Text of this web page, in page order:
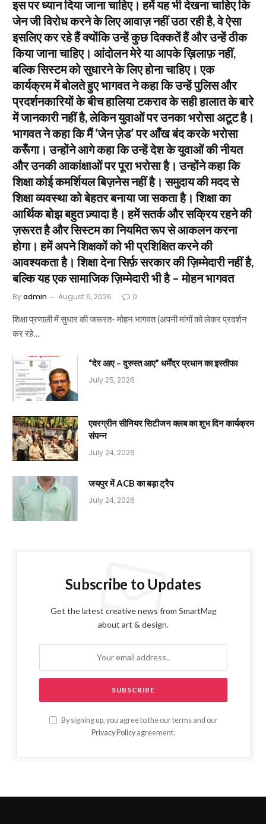
इस पर ध्यान दिया जाना चाहिए। हमें यह भी देखना चाहिए कि
जेन जी विरोध करने के लिए आवाज़ नहीं उठा रही है, वे ऐसा
इसलिए कर रहे हैं क्योंकि उन्हें कुछ दिक्कतें हैं और उन्हें ठीक
किया जाना चाहिए। आंदोलन मेरे या आपके ख़िलाफ़ नहीं,
बल्कि सिस्टम को सुधारने के लिए होना चाहिए। एक
कार्यक्रम में बोलते हुए भागवत ने कहा कि उन्हें पुलिस और
प्रदर्शनकारियों के बीच हालिया टकराव के सही हालात के बारे
में जानकारी नहीं है, लेकिन युवाओं पर उनका भरोसा अटूट है।
भागवत ने कहा कि मैं ‘जेन ज़ेड’ पर आँख बंद करके भरोसा
करूँगा। उन्होंने आगे कहा कि उन्हें देश के युवाओं की नीयत
और उनकी आकांक्षाओं पर पूरा भरोसा है। उन्होंने कहा कि
शिक्षा कोई कमर्शियल बिज़नेस नहीं है। समुदाय की मदद से
शिक्षा व्यवस्था को बेहतर बनाया जा सकता है। शिक्षा का
आर्थिक बोझ बहुत ज़्यादा है। हमें सतर्क और सक्रिय रहने की
ज़रूरत है और सिस्टम का नियमित रूप से आकलन करना
होगा। हमें अपने शिक्षकों को भी प्रशिक्षित करने की
आवश्यकता है। शिक्षा देना सिर्फ़ सरकार की ज़िम्मेदारी नहीं है,
बल्कि यह एक सामाजिक ज़िम्मेदारी भी है – मोहन भागवत
Byadmin August 6, 2026 0
शिक्षा प्रणाली में सुधार की जरूरत- मोहन भागवत (अपनी मांगों को लेकर प्रदर्शन
कर रहे…
“देर आए – दुरुस्त आए” धर्मेंद्र प्रधान का इस्तीफा
July 25, 2026
एवरग्रीन सीनियर सिटीजन क्लब का शुभ दिन कार्यक्रम
संपन्न
July 24, 2026
जयपुर में ACB का बड़ा ट्रैप
July 24, 2026
Subscribe to Updates
Get the latest creative news from SmartMag
about art & design.
By signing up, you agree to the our terms and our
Privacy Policy agreement.